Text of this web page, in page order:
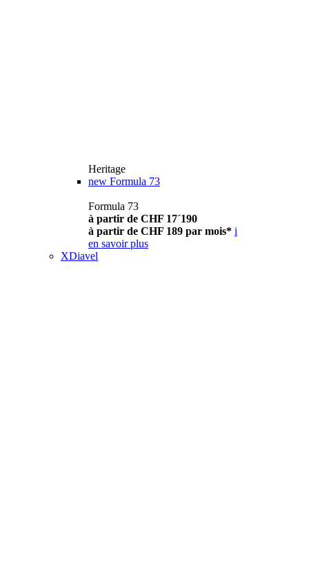
Heritage
new Formula 73
Formula 73
à partir de CHF 17´190
à partir de CHF 189 par mois* i
en savoir plus
XDiavel